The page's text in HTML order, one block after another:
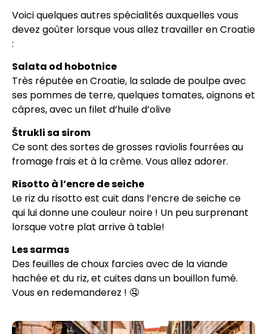
Voici quelques autres spécialités auxquelles vous
devez goûter lorsque vous allez travailler en Croatie
:
Salata od hobotnice
Très réputée en Croatie, la salade de poulpe avec
ses pommes de terre, quelques tomates, oignons et
câpres, avec un filet d’huile d’olive
Štrukli sa sirom
Ce sont des sortes de grosses raviolis fourrées au
fromage frais et à la crème. Vous allez adorer.
Risotto à l’encre de seiche
Le riz du risotto est cuit dans l’encre de seiche ce
qui lui donne une couleur noire ! Un peu surprenant
lorsque votre plat arrive à table!
Les sarmas
Des feuilles de choux farcies avec de la viande
hachée et du riz, et cuites dans un bouillon fumé.
Vous en redemanderez ! 🤤